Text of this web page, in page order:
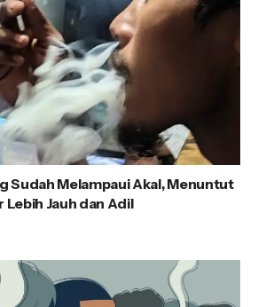
Sudah Melampaui Akal, Menuntut
Jauh dan Adil